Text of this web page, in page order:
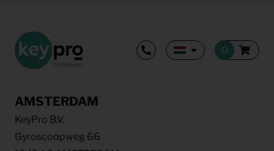
AMSTERDAM
KeyPro B.V.
Gyroscoopweg 66